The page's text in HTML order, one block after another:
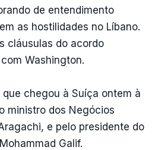
de entendimento
as hostilidades no Líbano.
cláusulas do acordo
Washington.
chegou à Suíça ontem à
ministro dos Negócios
e pelo presidente do
Galif.